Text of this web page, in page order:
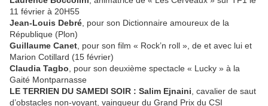
11 février à 20H55
Jean-Louis Debré , pour son Dictionnaire amoureux de la
République (Plon)
Guillaume Canet , pour son film « Rock’n roll », de et avec lui et
Marion Cotillard (15 février)
Claudia Tagbo , pour son deuxième spectacle « Lucky » à la
Gaité Montparnasse
LE TERRIEN DU SAMEDI SOIR : Salim Ejnaini , cavalier de saut
d’obstacles non-voyant, vainqueur du Grand Prix du CSI